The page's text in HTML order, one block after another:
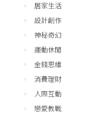
居家生活
設計創作
神秘奇幻
運動休閒
金錢思維
消費理財
人際互動
戀愛教戰